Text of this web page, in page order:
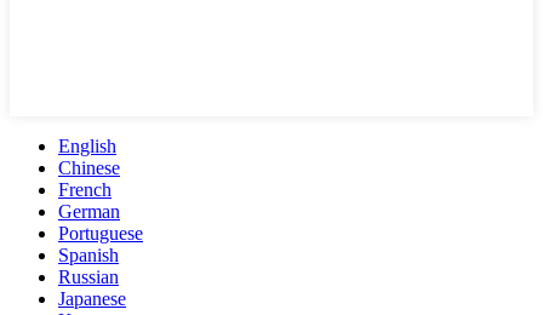
English
Chinese
French
German
Portuguese
Spanish
Russian
Japanese